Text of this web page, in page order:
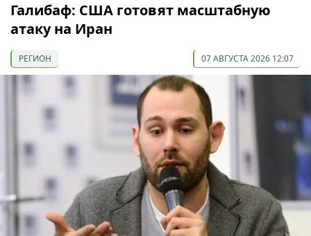
Галибаф: США готовят масштабную
атаку на Иран
РЕГИОН 07 АВГУСТА 2026 12:07